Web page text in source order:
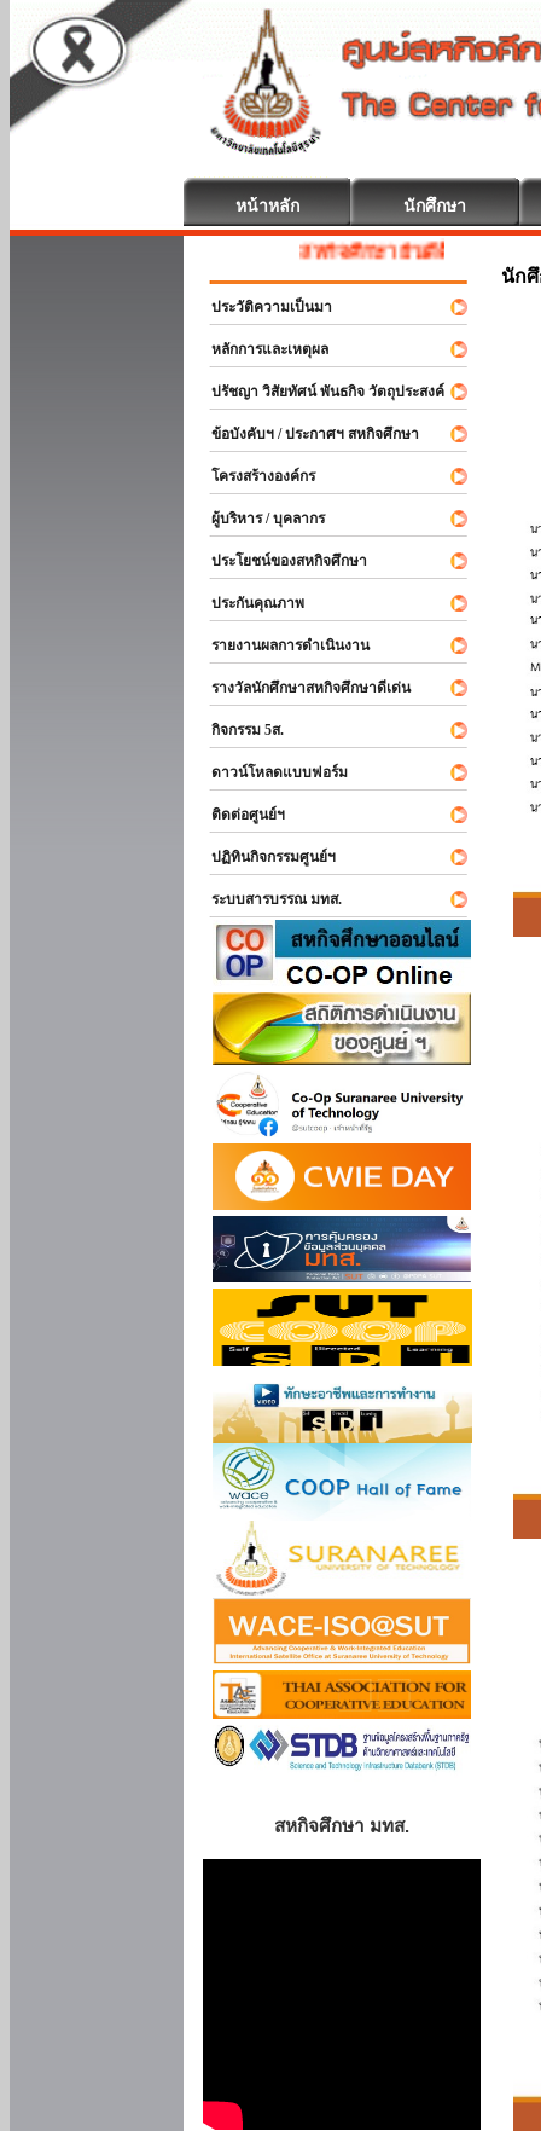
หน้าหลัก นักศึกษา
สหกิจศึกษา ยินดีต้อนรับ
ประวัติความเป็นมา
หลักการและเหตุผล
ปรัชญา วิสัยทัศน์ พันธกิจ วัตถุประสงค์
ข้อบังคับฯ / ประกาศฯ สหกิจศึกษา
โครงสร้างองค์กร
ผู้บริหาร / บุคลากร
ประโยชน์ของสหกิจศึกษา
ประกันคุณภาพ
รายงานผลการดำเนินงาน
รางวัลนักศึกษาสหกิจศึกษาดีเด่น
กิจกรรม 5ส.
ดาวน์โหลดแบบฟอร์ม
ติดต่อศูนย์ฯ
ปฏิทินกิจกรรมศูนย์ฯ
ระบบสารบรรณ มทส.
สหกิจศึกษา มทส.
นัก